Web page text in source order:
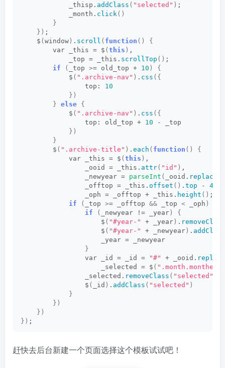
            _thisp.
addClass ( "selected" ) ;
            _month.
click()
}
}) ;
    $
( window ) . scroll ( function ()
{
        var _this = $
( this ) ,
            _top = _this.
scrollTop () ;
if
( _top >= old_top + 10 )
{
            $
( ".archive-nav" ) . css ({
                top:
10
})
} else {
            $
( ".archive-nav" ) . css ({
                top: old_top +
10 - _top
})
}
        $
( ".archive-title" ) . each ( function ()
{
            var _this = $
( this ) ,
                _ooid = _this.
attr( "id" ) ,
                _newyear =
parseInt ( _ooid. replace
                _offtop = _this.
offset () . top - 40
                _oph = _offtop + _this.
height () ;
if
( _top >= _offtop && _top < _oph )
if
( _newyear != _year )
{
                    $
( "#year-" + _year ) . removeClass
                    $
( "#year-" + _newyear ) . addClass
                    _year = _newyear
}
                var _id = _id =
"#" + _ooid. replace
                    _selected = $
(
                _selected.
removeClass ( "selected"
                $
( _id ) . addClass ( "selected" )
}
})
})
}) ;
赶快去后台新建一个页面选择这个模板试试吧！